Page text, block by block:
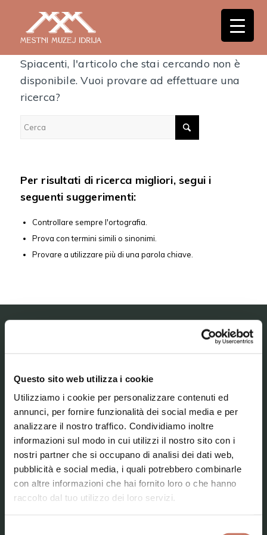
Questo sito web utilizza i cookie
Utilizziamo i cookie per personalizzare contenuti ed
annunci, per fornire funzionalità dei social media e per
analizzare il nostro traffico. Condividiamo inoltre
informazioni sul modo in cui utilizzi il nostro sito con i
nostri partner che si occupano di analisi dei dati web,
pubblicità e social media, i quali potrebbero combinarle
con altre informazioni che hai fornito loro o che hanno
raccolto dal tuo utilizzo dei loro servizi.
Nessun risultato
Spiacenti, l'articolo che stai cercando non è
disponibile. Vuoi provare ad effettuare una
ricerca?
Per risultati di ricerca migliori, segui i
seguenti suggerimenti:
Controllare sempre l'ortografia.
Prova con termini simili o sinonimi.
Provare a utilizzare più di una parola chiave.
MESTNI MUZEJ IDRIJA – MUSEO CIVICO DI
IDRIJA
Le nostre collezioni
Attualità
Contatti